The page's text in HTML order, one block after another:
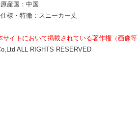
産国：中国
様・特徴：スニーカー丈
サイトにおいて掲載されている著作権（画像
ALL RIGHTS RESERVED